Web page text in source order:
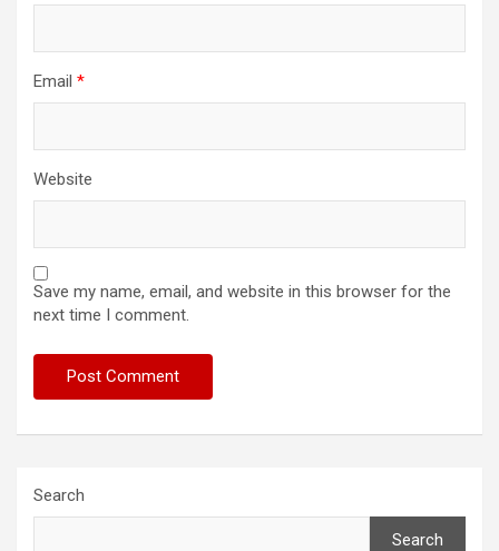
Email *
Website
Save my name, email, and website in this browser for the
next time I comment.
Search
Search